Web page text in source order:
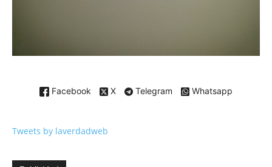
Facebook X Telegram Whatsapp
Tweets by laverdadweb